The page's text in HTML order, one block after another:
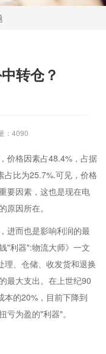
转仓？
：4090
价格因素占48.4%，占据
占比为25.7%.可见，价格
要因素，这也是现在电
因所在。
进而也是影响利润的最
"利器":物流大师》一文
理、仓储、收发货和退换
最大支出。在上世纪90
本的20%，目前下降到
为盈的"利器"。